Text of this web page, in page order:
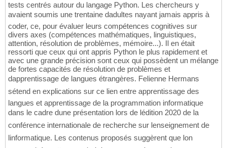
tests centrés autour du langage Python. Les chercheurs y
avaient soumis une trentaine dadultes nayant jamais appris à
coder, ce, pour évaluer leurs compétences cognitives sur
divers axes (compétences mathématiques, linguistiques,
attention, résolution de problèmes, mémoire...). Il en était
ressorti que ceux qui ont appris Python le plus rapidement et
avec une grande précision sont ceux qui possèdent un mélange
de fortes capacités de résolution de problèmes et
dapprentissage de langues étrangères. Felienne Hermans
sétend en explications sur ce lien entre apprentissage des
langues et apprentissage de la programmation informatique
dans le cadre dune présentation lors de lédition 2020 de la
conférence internationale de recherche sur lenseignement de
linformatique. Les contenus proposés suggèrent que lon